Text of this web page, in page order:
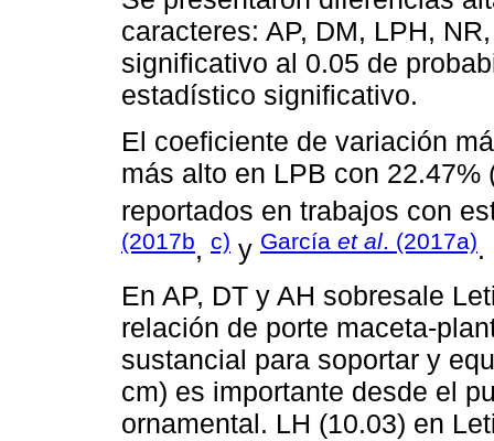
caracteres: AP, DM, LPH,
significativo al 0.05 de
estadístico significativo.
El coeficiente de variación
más alto en LPB con 22.47%
reportados en trabajos con
(2017b, c) y García et al . (2017a).
En AP, DT y AH sobresale
relación de porte maceta-
sustancial para soportar y
cm) es importante desde el
ornamental. LH (10.03) en